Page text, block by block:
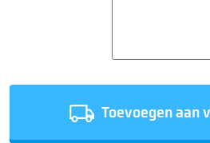
Toevoegen aan